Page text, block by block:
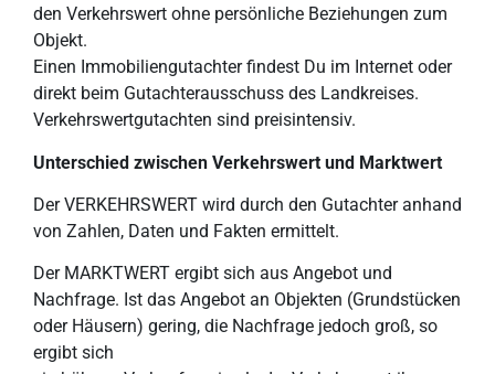
den Verkehrswert ohne persönliche Beziehungen zum
Objekt.
Einen Immobiliengutachter findest Du im Internet oder
direkt beim Gutachterausschuss des Landkreises.
Verkehrswertgutachten sind preisintensiv.
Unterschied zwischen Verkehrswert und Marktwert
Der VERKEHRSWERT wird durch den Gutachter anhand
von Zahlen, Daten und Fakten ermittelt.
Der MARKTWERT ergibt sich aus Angebot und
Nachfrage. Ist das Angebot an Objekten (Grundstücken
oder Häusern) gering, die Nachfrage jedoch groß, so
ergibt sich